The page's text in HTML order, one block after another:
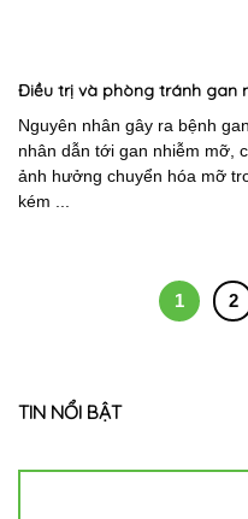
Điều trị và phòng tránh gan
Nguyên nhân gây ra bệnh
nhân dẫn tới gan nhiễm mỡ,
ảnh hưởng chuyển hóa mỡ
kém ...
1 2
TIN NỔI BẬT